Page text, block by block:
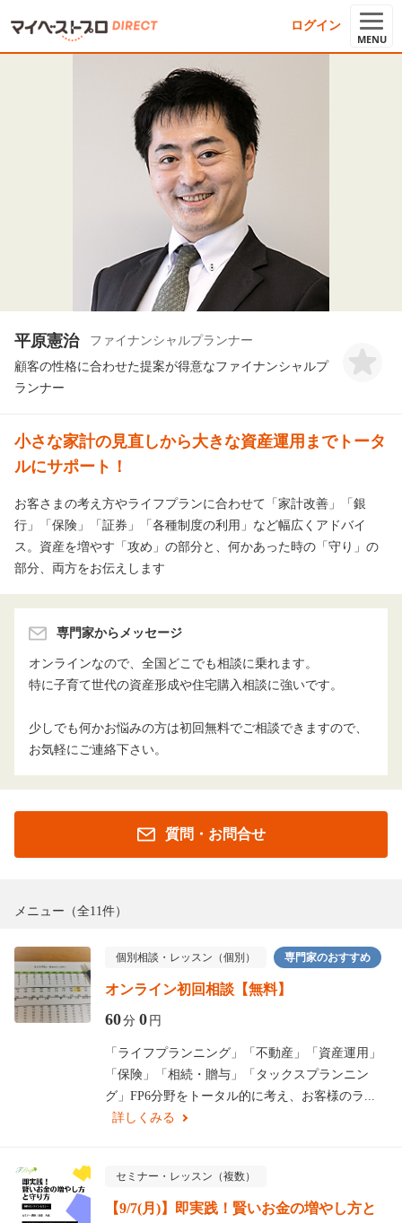
ログイン
MENU
平原憲治
ファイナンシャルプランナー
顧客の性格に合わせた提案が得意なファイナンシャルプ
ランナー
小さな家計の見直しから大きな資産運用までトータ
ルにサポート！
お客さまの考え方やライフプランに合わせて「家計改善」「銀
行」「保険」「証券」「各種制度の利用」など幅広くアドバイ
ス。資産を増やす「攻め」の部分と、何かあった時の「守り」の
部分、両方をお伝えします
専門家からメッセージ
オンラインなので、全国どこでも相談に乗れます。
特に子育て世代の資産形成や住宅購入相談に強いです。
少しでも何かお悩みの方は初回無料でご相談できますので、
お気軽にご連絡下さい。
質問・お問合せ
メニュー （全11件）
個別相談・レッスン（個別） 専門家のおすすめ
オンライン初回相談【無料】
60分0 円
「ライフプランニング」「不動産」「資産運用」
「保険」「相続・贈与」「タックスプランニン
グ」FP6分野をトータル的に考え、お客様のラ...
詳しくみる
セミナー・レッスン（複数）
【9/7(月)】即実践！賢いお金の増やし方と